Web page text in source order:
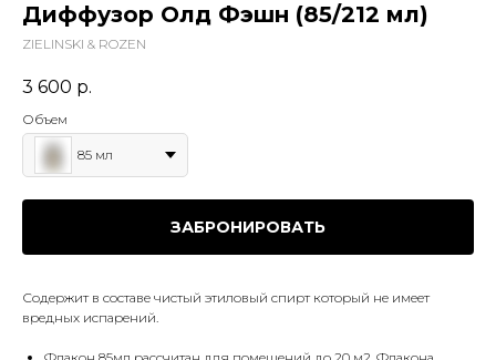
Диффузор Олд Фэшн (85/212 мл)
ZIELINSKI & ROZEN
3 600 р.
Объем
85 мл
ЗАБРОНИРОВАТЬ
Содержит в составе чистый этиловый спирт который не имеет
вредных испарений.